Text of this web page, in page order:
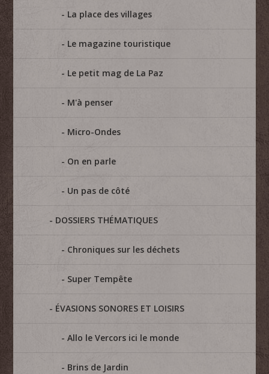
La place des villages
Le magazine touristique
Le petit mag de La Paz
M'à penser
Micro-Ondes
On en parle
Un pas de côté
DOSSIERS THÉMATIQUES
Chroniques sur les déchets
Super Tempête
ÉVASIONS SONORES ET LOISIRS
Allo le Vercors ici le monde
Brins de Jardin